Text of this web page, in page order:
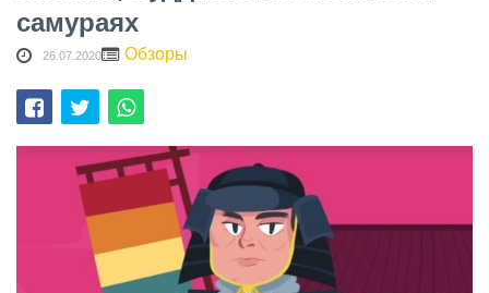
самураях
26.07.2020 Обзоры